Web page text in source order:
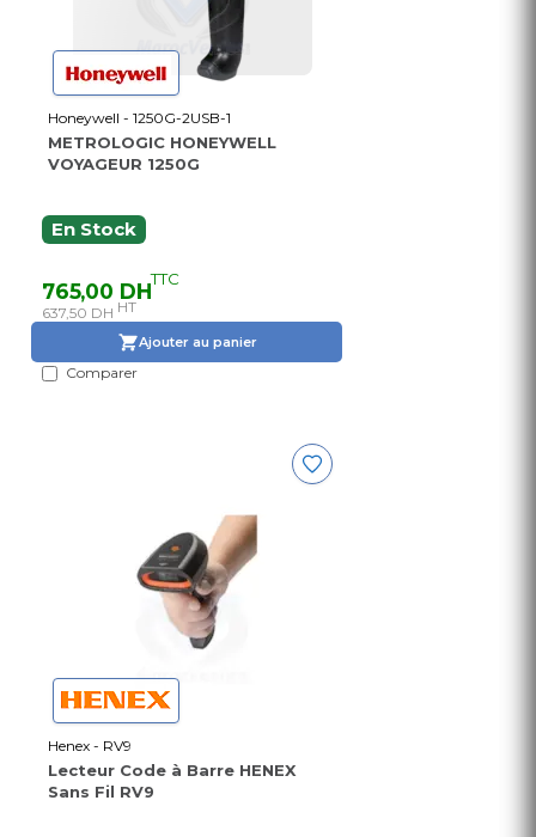
Honeywell - 1250G-2USB-1
METROLOGIC HONEYWELL
VOYAGEUR 1250G
En Stock
765,00 DHTTC
637,50 DH HT
Ajouter au panier
Comparer
Henex - RV9
Lecteur Code à Barre HENEX
Sans Fil RV9